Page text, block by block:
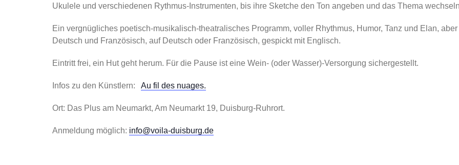
Ukulele und verschiedenen Rythmus-Instrumenten, bis ihre Sketche den Ton angeben und das Thema
Ein vergnügliches poetisch-musikalisch-theatralisches Programm, voller Rhythmus, Humor, Tanz und Elan,
Deutsch und Französisch, auf Deutsch oder Französisch, gespickt mit Englisch.
Eintritt frei, ein Hut geht herum. Für die Pause ist eine Wein- (oder Wasser)-Versorgung sichergestellt.
Infos zu den Künstlern: Au fil des nuages.
Ort: Das Plus am Neumarkt, Am Neumarkt 19, Duisburg-Ruhrort.
Anmeldung möglich: info@voila-duisburg.de